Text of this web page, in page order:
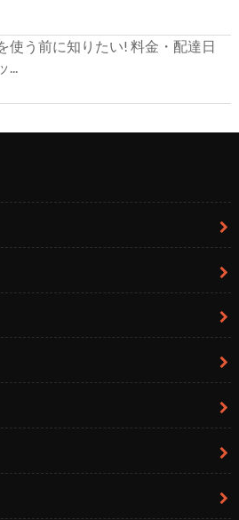
使う前に知りたい! 料金・配達日